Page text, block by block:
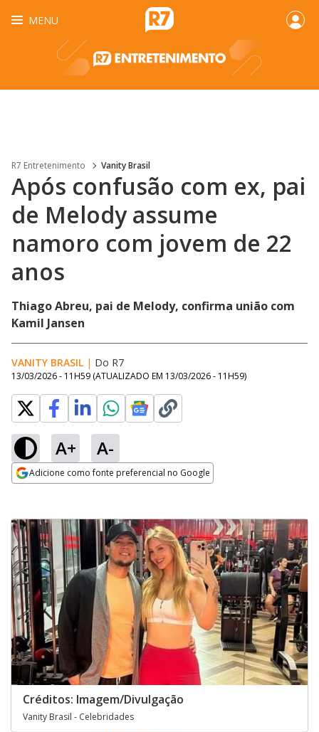
MENU
R7 Entretenimento Vanity Brasil
Após confusão com ex, pai
de Melody assume
namoro com jovem de 22
anos
Thiago Abreu, pai de Melody, confirma união com
Kamil Jansen
VANITY BRASIL | Do R7
13/03/2026 - 11H59 (ATUALIZADO EM 13/03/2026 - 11H59)
A+ A-
Adicione como fonte preferencial no Google
Créditos: Imagem/Divulgação
Vanity Brasil - Celebridades